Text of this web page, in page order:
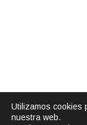
Utilizamos cookies
nuestra web.